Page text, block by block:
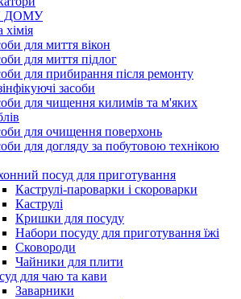
ДОМУ
для миття вікон
для миття підлог
для прибирання після ремонту
засоби
для чищення килимів та м'яких
для очищення поверхонь
для догляду за побутовою технікою
посуд для приготування
Каструлі-пароварки і скороварки
Каструлі
Кришки для посуду
Набори посуду для приготування їжі
Сковороди
Чайники для плити
для чаю та кави
Заварники